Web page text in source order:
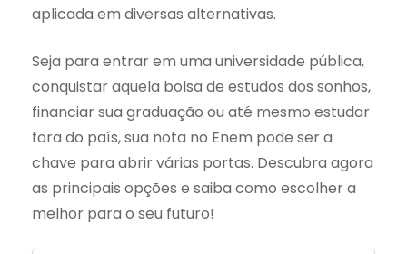
aplicada em diversas alternativas.
Seja para entrar em uma universidade pública,
conquistar aquela bolsa de estudos dos sonhos,
financiar sua graduação ou até mesmo estudar
fora do país, sua nota no Enem pode ser a
chave para abrir várias portas. Descubra agora
as principais opções e saiba como escolher a
melhor para o seu futuro!